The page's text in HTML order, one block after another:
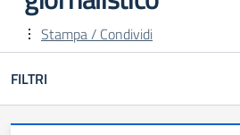
Stampa / Condividi
FILTRI